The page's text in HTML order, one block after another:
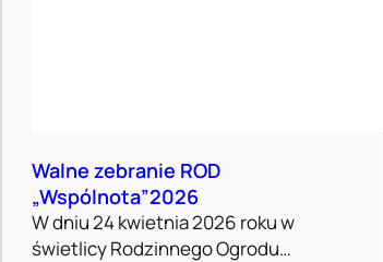
Walne zebranie ROD
„Wspólnota”2026
W dniu 24 kwietnia 2026 roku w
świetlicy Rodzinnego Ogrodu…